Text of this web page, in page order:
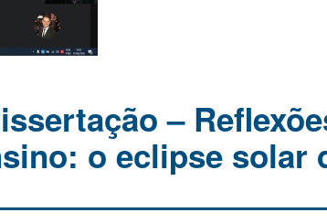
–
o eclipse solar